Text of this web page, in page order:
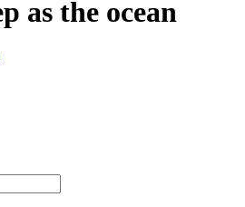
as the ocean